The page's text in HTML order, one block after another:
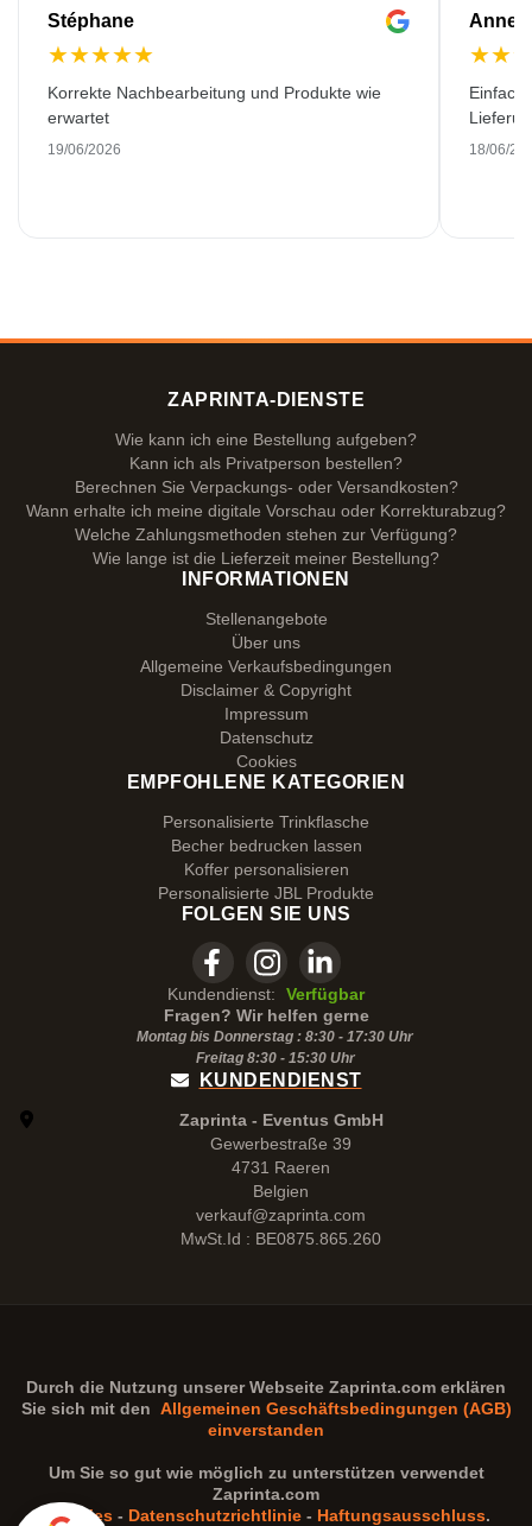
Stéphane
★★★★★
Korrekte Nachbearbeitung und Produkte wie
erwartet
19/06/2026
Anne-
★★
18/06/
ZAPRINTA-DIENSTE
Wie kann ich eine Bestellung aufgeben?
Kann ich als Privatperson bestellen?
Berechnen Sie Verpackungs- oder Versandkosten?
Wann erhalte ich meine digitale Vorschau oder Korrekturabzug?
Welche Zahlungsmethoden stehen zur Verfügung?
Wie lange ist die Lieferzeit meiner Bestellung?
INFORMATIONEN
Stellenangebote
Über uns
Allgemeine Verkaufsbedingungen
Disclaimer & Copyright
Impressum
Datenschutz
Cookies
EMPFOHLENE KATEGORIEN
Personalisierte Trinkflasche
Becher bedrucken lassen
Koffer personalisieren
Personalisierte JBL Produkte
FOLGEN SIE UNS
Kundendienst:
Verfügbar
Fragen? Wir helfen gerne
Montag bis Donnerstag : 8:30 - 17:30 Uhr
Freitag 8:30 - 15:30Uhr
KUNDENDIENST
Zaprinta - Eventus GmbH
Gewerbestraße 39
4731 Raeren
Belgien
verkauf@zaprinta.com
MwSt.Id : BE0875.865.260
Durch die Nutzung unserer Webseite Zaprinta.com erklären
Sie sich mit den Allgemeinen Geschäftsbedingungen (AGB)
einverstanden
Um Sie so gut wie möglich zu unterstützen verwendet
Zaprinta.com
Cookies - Datenschutzrichtlinie - Haftungsausschluss.